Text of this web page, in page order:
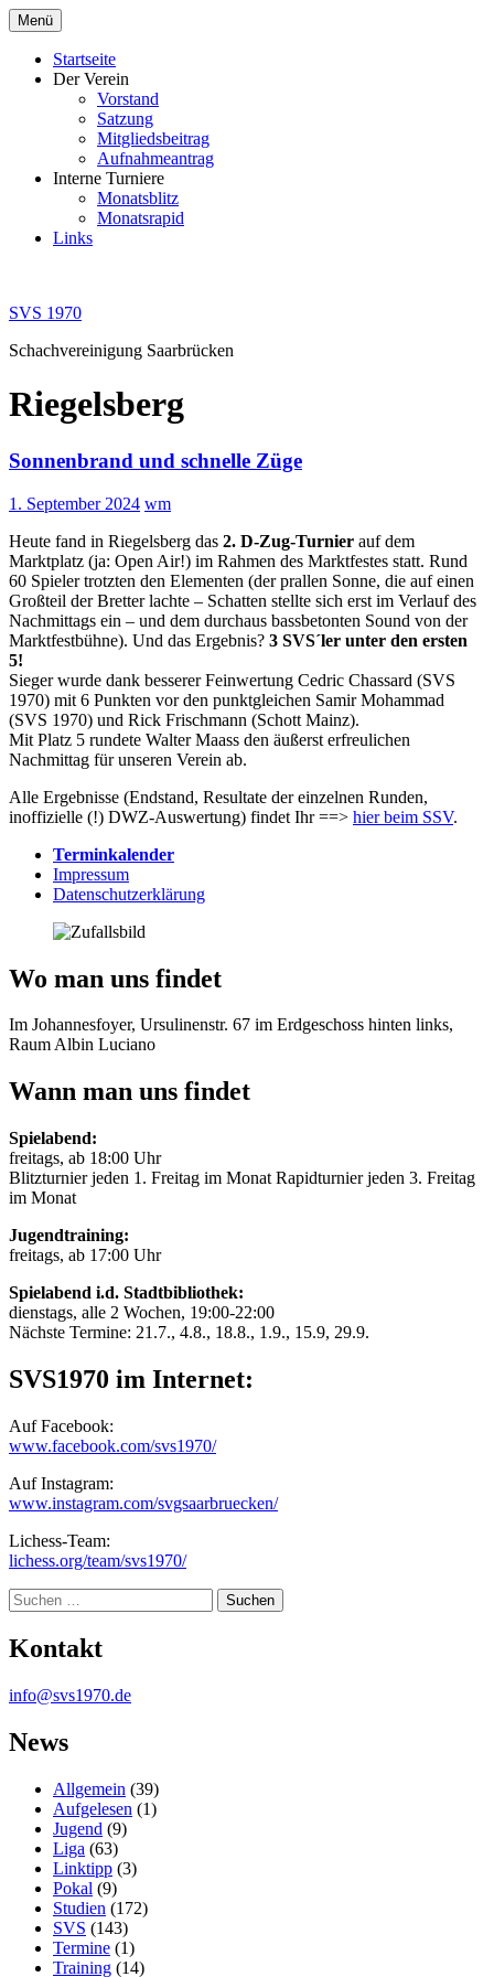
Zum
Inhalt
springen
Menü
Startseite
Der Verein
Vorstand
Satzung
Mitgliedsbeitrag
Aufnahmeantrag
Interne Turniere
Monatsblitz
Monatsrapid
Links
SVS 1970
Schachvereinigung Saarbrücken
Riegelsberg
Sonnenbrand und schnelle Züge
1. September 2024 wm
Heute fand in Riegelsberg das 2. D-Zug-Turnier auf dem
Marktplatz (ja: Open Air!) im Rahmen des Marktfestes statt. Rund
60 Spieler trotzten den Elementen (der prallen Sonne, die auf einen
Großteil der Bretter lachte – Schatten stellte sich erst im Verlauf des
Nachmittags ein – und dem durchaus bassbetonten Sound von der
Marktfestbühne). Und das Ergebnis? 3 SVS´ler unter den ersten
5!
Sieger wurde dank besserer Feinwertung Cedric Chassard (SVS
1970) mit 6 Punkten vor den punktgleichen Samir Mohammad
(SVS 1970) und Rick Frischmann (Schott Mainz).
Mit Platz 5 rundete Walter Maass den äußerst erfreulichen
Nachmittag für unseren Verein ab.
Alle Ergebnisse (Endstand, Resultate der einzelnen Runden,
inoffizielle (!) DWZ-Auswertung) findet Ihr ==> hier beim SSV.
Terminkalender
Impressum
Datenschutzerklärung
Wo man uns findet
Im Johannesfoyer, Ursulinenstr. 67 im Erdgeschoss hinten links,
Raum Albin Luciano
Wann man uns findet
Spielabend:
freitags, ab 18:00 Uhr
Blitzturnier jeden 1. Freitag im Monat Rapidturnier jeden 3. Freitag
im Monat
Jugendtraining:
freitags, ab 17:00 Uhr
Spielabend i.d. Stadtbibliothek:
dienstags, alle 2 Wochen, 19:00-22:00
Nächste Termine: 21.7., 4.8., 18.8., 1.9., 15.9, 29.9.
SVS1970 im Internet:
Auf Facebook:
www.facebook.com/svs1970/
Auf Instagram:
www.instagram.com/svgsaarbruecken/
Lichess-Team:
lichess.org/team/svs1970/
Suche
Kontakt
info@svs1970.de
News
Allgemein (39)
Aufgelesen (1)
Jugend (9)
Liga (63)
Linktipp (3)
Pokal (9)
Studien (172)
SVS (143)
Termine (1)
Training (14)